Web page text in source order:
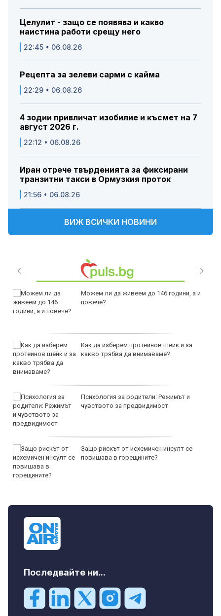
Целулит - защо се появява и какво
наистина работи срещу него
22:45 • 06.08.26
Рецепта за зелеви сарми с кайма
22:29 • 06.08.26
4 зодии привличат изобилие и късмет на 7
август 2026 г.
22:12 • 06.08.26
Иран отрече твърденията за фиксирани
транзитни такси в Ормузкия проток
21:56 • 06.08.26
ВИЖ ВСИЧКИ НОВИНИ
Можем ли да живеем до 146 години, а и
повече?
Как да изберем протеинов шейк и за
какво трябва да внимаваме?
Психология за родители: Режимът и
чувството за предвидимост
Защо рискът от исхемичен инсулт се
повишава в горещините?
Последвайте ни...